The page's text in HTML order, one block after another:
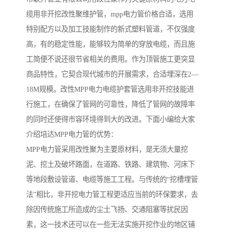
缆用非开挖改性聚维护管，mpp电力管价格合适，选用
特别配方以及加工技能制作的新式塑料管道，不仅强度
高，有的稳定性能，能够较为简单的穿放电缆，而且施
工简便不说还很节省相关的费用。作为顶管施工更突显
商品特性，它契合现代城市的开展需求，合适埋深在2—
18M规模。改性MPP电力电缆护套管选用非开挖技能进
行施工，在确保了管网的可靠性，降低了管网的故障率
的同时还使得市容环境得到大的改进。下面小编给大家
介绍培达MPP电力管的优势：
MPP电力管采用改性聚为主要原材料，是无须大量挖
泥、挖土及破坏路面，在道路、铁路、建筑物、河床下
等地段敷设管道、电缆等施工工程。与传统的“挖槽埋管
法”相比，非开挖电力管工程更适应当前的环保要求，去
除因传统施工所造成的尘土飞扬、交通阻塞等扰民因
素，这一技术还可以在一些无法实施开挖作业的地区铺